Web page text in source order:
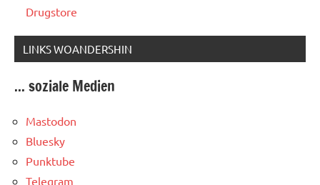
Drugstore
LINKS WOANDERSHIN
... soziale Medien
Mastodon
Bluesky
Punktube
Telegram